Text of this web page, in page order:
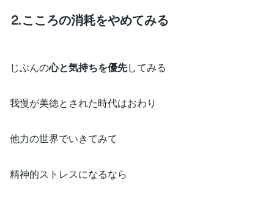
⒉こころの消耗をやめてみる
じぶんの心と気持ちを優先してみる
我慢が美徳とされた時代はおわり
他力の世界でいきてみて
精神的ストレスになるなら